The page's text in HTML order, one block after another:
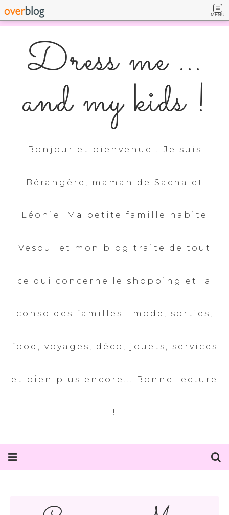
MENU
Dress me ...
and my kids !
Bonjour et bienvenue ! Je suis
Bérangère, maman de Sacha et
Léonie. Ma petite famille habite
Vesoul et mon blog traite de tout
ce qui concerne le shopping et la
conso des familles : mode, sorties,
food, voyages, déco, jouets, services
et bien plus encore... Bonne lecture
!